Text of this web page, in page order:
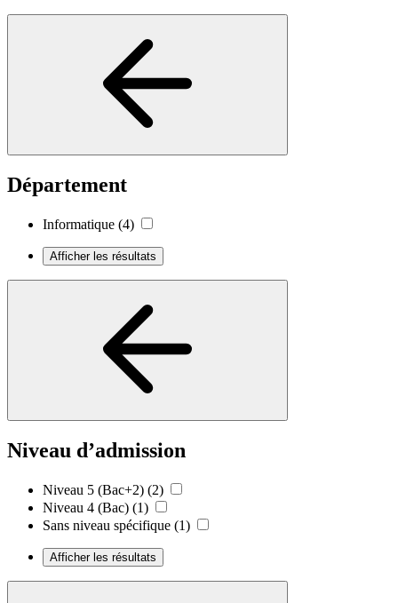
Département
Informatique (4)
Afficher les résultats
Niveau d’admission
Niveau 5 (Bac+2) (2)
Niveau 4 (Bac) (1)
Sans niveau spécifique (1)
Afficher les résultats